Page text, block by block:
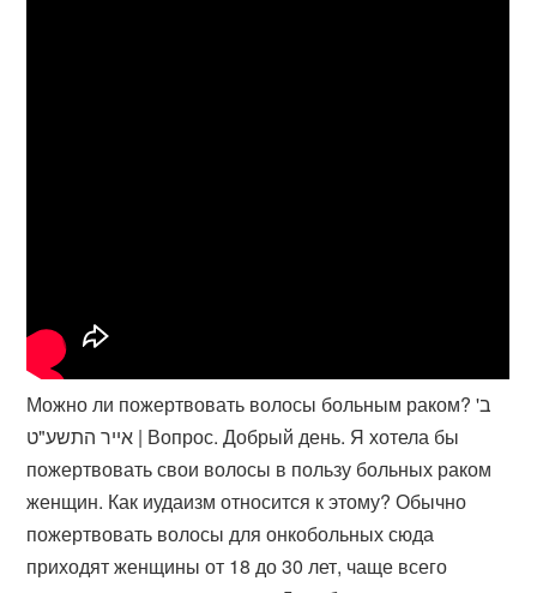
Можно ли пожертвовать волосы больным раком? ב'
אייר התשע"ט | Вопрос. Добрый день. Я хотела бы
пожертвовать свои волосы в пользу больных раком
женщин. Как иудаизм относится к этому? Обычно
пожертвовать волосы для онкобольных сюда
приходят женщины от 18 до 30 лет, чаще всего